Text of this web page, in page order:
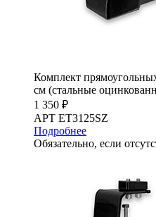
Комплект
см (стальные
1 350 ₽
АРТ ET3125SZ
Подробнее
Обязательно, если